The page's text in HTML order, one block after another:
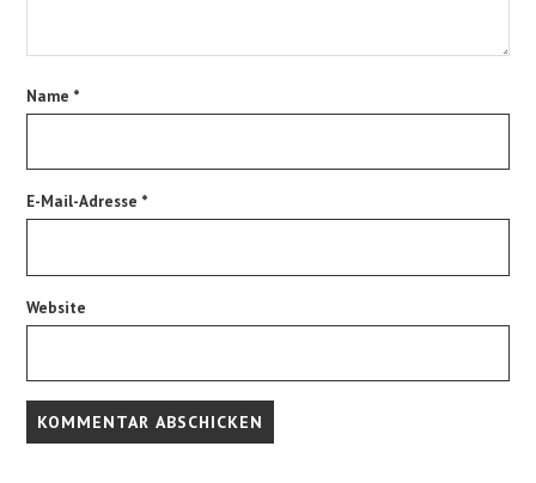
Name *
E-Mail-Adresse *
Website